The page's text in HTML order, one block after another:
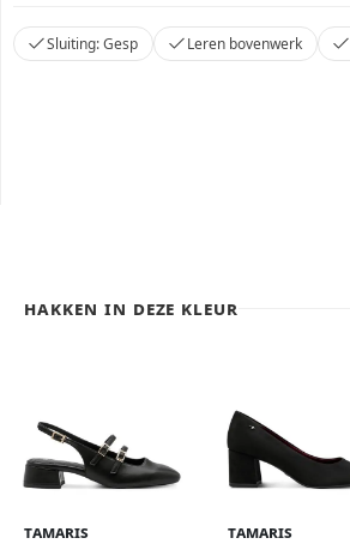
Sluiting: Gesp Leren bovenwerk
Hakken in deze kleur
Tamaris Tamaris